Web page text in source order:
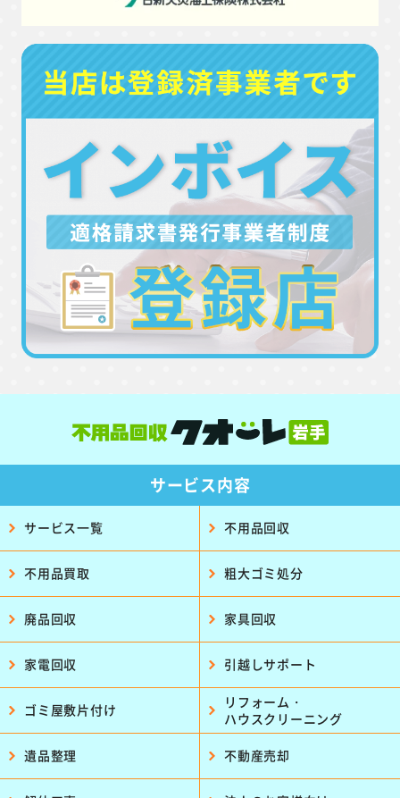
サービス内容
サービス一覧 不用品回収
不用品買取 粗大ゴミ処分
廃品回収 家具回収
家電回収 引越しサポート
ゴミ屋敷片付け
リフォーム・
ハウスクリーニング
遺品整理 不動産売却